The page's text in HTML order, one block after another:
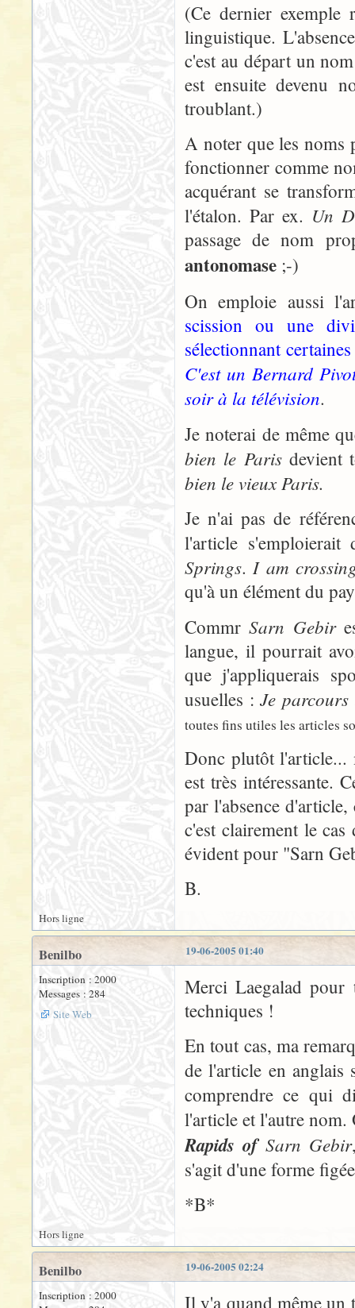
(Ce dernier exemple
linguistique.
c'est au départ un
est ensuite devenu
troublant.)
A noter que les noms
fonctionner comme
acquérant se
l'étalon. Par ex. Un
passage de nom
antonomase ;-)
On emploie aussi
scission ou une
sélectionnant
C'est un Bernard
soir à la télévision.
Je noterai de même
bien le Parisdevient
bien le vieux Paris.
Je n'ai pas de
l'article
Springs.I am
qu'à un élément du
CommrSarn Gebir
langue, il pourrait
que j'appliquerais
usuelles :Je
toutes fins utiles les articles
Donc plutôt l'article...
est très intéressante.
par l'absence
c'est clairement le
évident pour "Sarn
B.
Hors ligne
19-06-2005 01:40
Benilbo
Inscription : 2000
Messages : 284
Site Web
Merci Laegalad pour
techniques !
En tout cas, ma
de l'article en anglais
comprendre ce qui
l'article et l'autre
Rapids of Sarn Gebir
s'agit d'une forme
*B*
Hors ligne
19-06-2005 02:24
Benilbo
Inscription : 2000
Il y'a quand même un